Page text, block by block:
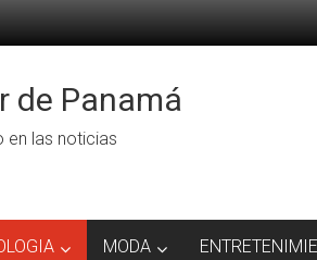
de Panamá
en las noticias
MODA